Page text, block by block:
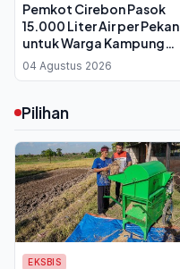
Pemkot Cirebon Pasok
15.000 Liter Air per Pekan
untuk Warga Kampung
Cadas Ngampar saat
Kemarau 2026
04 Agustus 2026
Pilihan
EKSBIS